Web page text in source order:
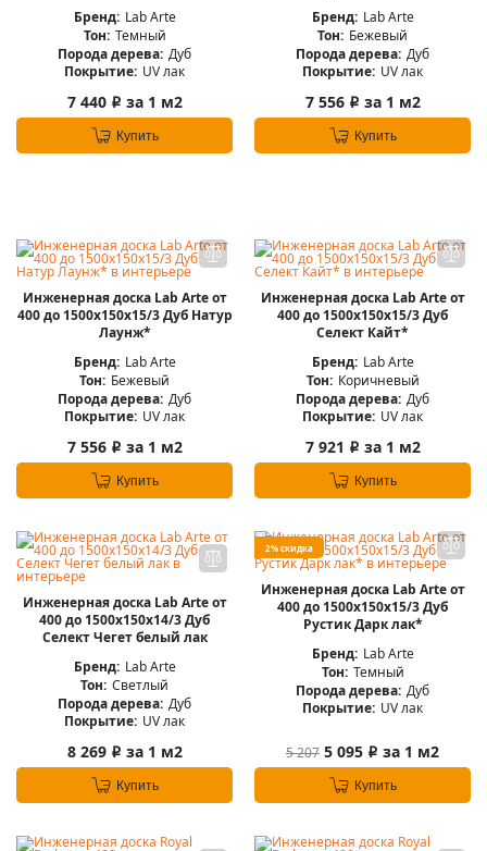
Бренд: Lab Arte
Тон: Темный
Порода дерева: Дуб
Покрытие: UV лак
7 440 i за 1 м2
Купить
Бренд: Lab Arte
Тон: Бежевый
Порода дерева: Дуб
Покрытие: UV лак
7 556 i за 1 м2
Купить
Инженерная доска Lab Arte от
400 до 1500х150х15/3 Дуб Натур
Лаунж*
Бренд: Lab Arte
Тон: Бежевый
Порода дерева: Дуб
Покрытие: UV лак
7 556 i за 1 м2
Купить
Инженерная доска Lab Arte от
400 до 1500х150х15/3 Дуб
Селект Кайт*
Бренд: Lab Arte
Тон: Коричневый
Порода дерева: Дуб
Покрытие: UV лак
7 921 i за 1 м2
Купить
Инженерная доска Lab Arte от
400 до 1500х150х14/3 Дуб
Селект Чегет белый лак
Бренд: Lab Arte
Тон: Светлый
Порода дерева: Дуб
Покрытие: UV лак
8 269 i за 1 м2
Купить
2% скидка
Инженерная доска Lab Arte от
400 до 1500х150х15/3 Дуб
Рустик Дарк лак*
Бренд: Lab Arte
Тон: Темный
Порода дерева: Дуб
Покрытие: UV лак
5 207 5 095 i за 1 м2
Купить